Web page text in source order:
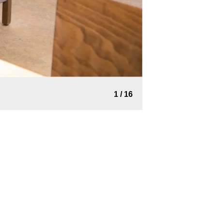
2 / 16